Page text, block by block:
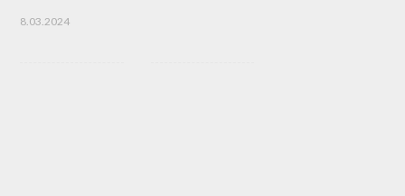
8.03.2024